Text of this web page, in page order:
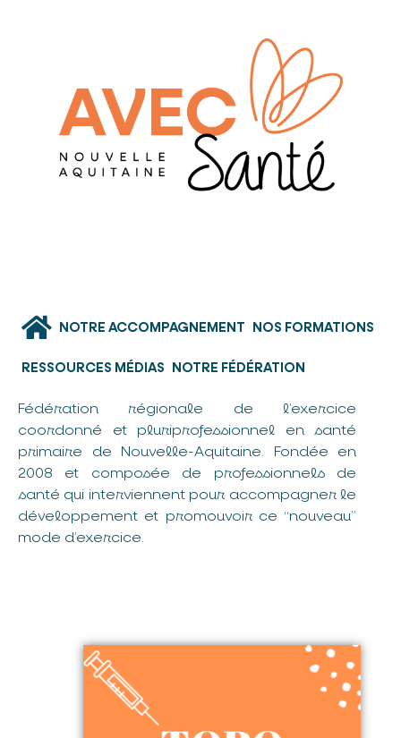
NOTRE ACCOMPAGNEMENT NOS FORMATIONS
RESSOURCES MÉDIAS NOTRE FÉDÉRATION
Fédération régionale de l’exercice
coordonné et pluriprofessionnel en santé
primaire de Nouvelle-Aquitaine. Fondée en
2008 et composée de professionnels de
santé qui interviennent pour accompagner le
développement et promouvoir ce “nouveau”
mode d’exercice.